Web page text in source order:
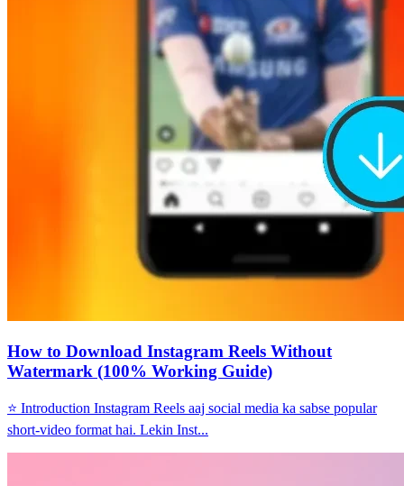
How to Download Instagram Reels Without
Watermark (100% Working Guide)
⭐ Introduction Instagram Reels aaj social media ka sabse popular
short-video format hai. Lekin Inst...